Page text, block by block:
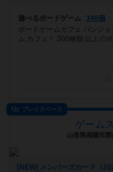
遊べるボードゲーム
346個
ボードゲームカフェ バンジ
ム カフェ！ 300種類 以上の
プレイスペース
ゲーム
山形県南陽市
[NEW] メンバーズカード（